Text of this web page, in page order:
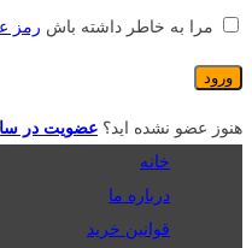
مرا به خاطر داشته باش رمز
هنوز عضو نشده اید؟ عضویت در
خانه
درباره ما
قوانین خرید